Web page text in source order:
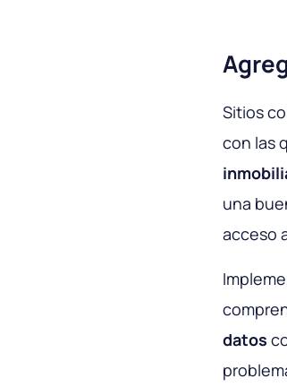
Sitios
con las
una
acceso
datos